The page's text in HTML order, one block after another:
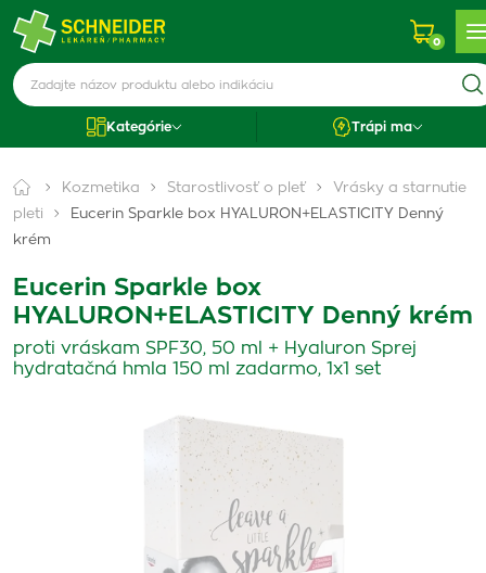
0
Kategórie Trápi ma
Kozmetika Starostlivosť o pleť
Vrásky a starnutie
pleti
Eucerin Sparkle box HYALURON+ELASTICITY Denný
krém
Eucerin Sparkle box
HYALURON+ELASTICITY Denný krém
proti vráskam SPF30, 50 ml + Hyaluron Sprej
hydratačná hmla 150 ml zadarmo, 1x1 set